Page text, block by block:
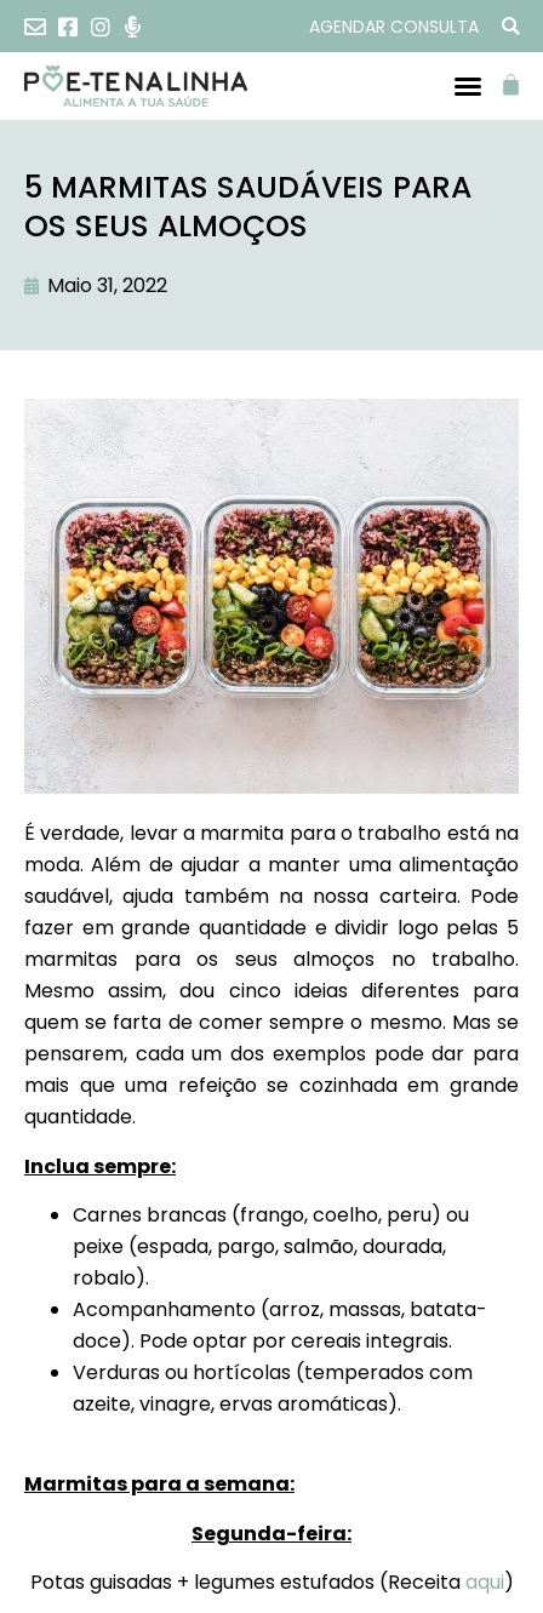
AGENDAR CONSULTA
5 MARMITAS SAUDÁVEIS PARA
OS SEUS ALMOÇOS
Maio 31, 2022
É verdade, levar a marmita para o trabalho está na
moda. Além de ajudar a manter uma alimentação
saudável, ajuda também na nossa carteira. Pode
fazer em grande quantidade e dividir logo pelas 5
marmitas para os seus almoços no trabalho.
Mesmo assim, dou cinco ideias diferentes para
quem se farta de comer sempre o mesmo. Mas se
pensarem, cada um dos exemplos pode dar para
mais que uma refeição se cozinhada em grande
quantidade.
Inclua sempre:
Carnes brancas (frango, coelho, peru) ou
peixe (espada, pargo, salmão, dourada,
robalo).
Acompanhamento (arroz, massas, batata-
doce). Pode optar por cereais integrais.
Verduras ou hortícolas (temperados com
azeite, vinagre, ervas aromáticas).
Marmitas para a semana:
Segunda-feira:
Potas guisadas + legumes estufados (Receitaaqui)